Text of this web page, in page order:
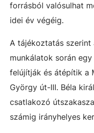
forrásból valósulhat
idei év végéig.
A tájékoztatás
munkálatok során
felújítják és átépítik a
György út-III. Béla
csatlakozó
számig irányhelyes